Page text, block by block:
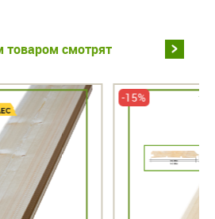
товаром смотрят
-15%